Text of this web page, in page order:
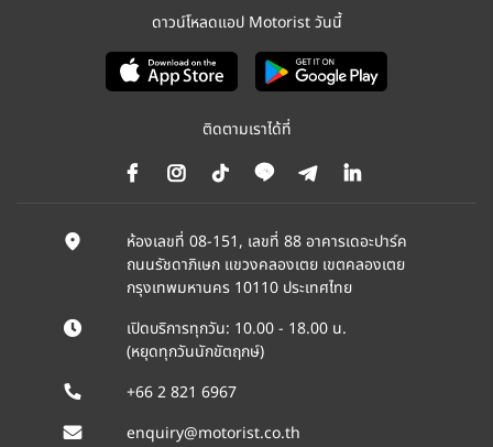
ดาวน์โหลดแอป Motorist วันนี้
ติดตามเราได้ที่
ห้องเลขที่ 08-151, เลขที่ 88 อาคารเดอะปาร์ค
ถนนรัชดาภิเษก แขวงคลองเตย เขตคลองเตย
กรุงเทพมหานคร 10110 ประเทศไทย
เปิดบริการทุกวัน: 10.00 - 18.00 น.
(หยุดทุกวันนักขัตฤกษ์)
+66 2 821 6967
enquiry@motorist.co.th